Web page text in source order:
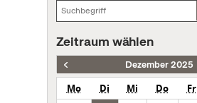
Zeitraum wählen
Dezember 2025
Mo Di Mi Do Fr